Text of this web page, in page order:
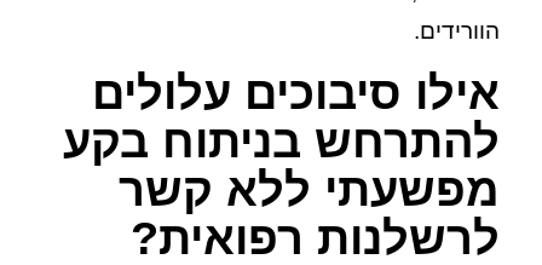
הוורידים.
אילו סיבוכים עלולים
להתרחש בניתוח בקע
מפשעתי ללא קשר
לרשלנות רפואית?